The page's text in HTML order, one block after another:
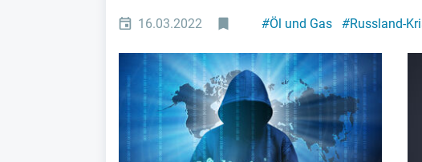
16.03.2022 #Öl und Gas #Russland-